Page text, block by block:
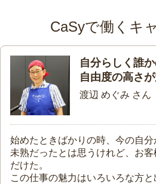
CaSyで働くキ
自分らしく誰か
自由度の高さ
渡辺 めぐみ さん
始めたときばかりの時、今の自
未熟だったとは思うけれど、お
だけた。
この仕事の魅力はいろいろな方